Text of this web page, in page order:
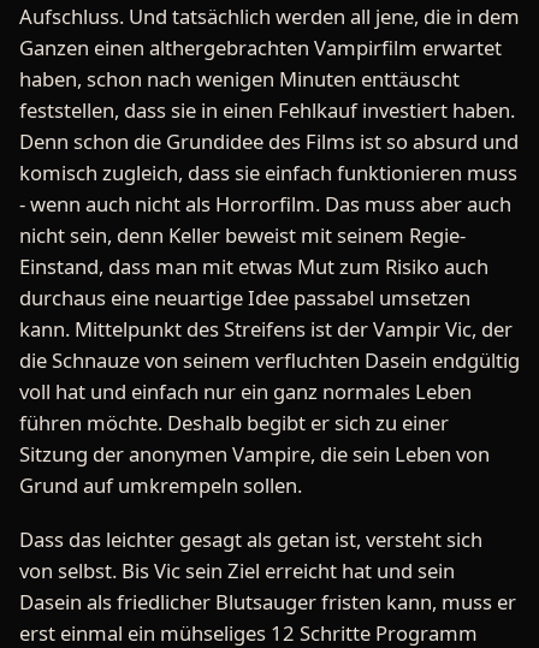
Aufschluss. Und tatsächlich werden all jene, die in dem
Ganzen einen althergebrachten Vampirfilm erwartet
haben, schon nach wenigen Minuten enttäuscht
feststellen, dass sie in einen Fehlkauf investiert haben.
Denn schon die Grundidee des Films ist so absurd und
komisch zugleich, dass sie einfach funktionieren muss
- wenn auch nicht als Horrorfilm. Das muss aber auch
nicht sein, denn Keller beweist mit seinem Regie-
Einstand, dass man mit etwas Mut zum Risiko auch
durchaus eine neuartige Idee passabel umsetzen
kann. Mittelpunkt des Streifens ist der Vampir Vic, der
die Schnauze von seinem verfluchten Dasein endgültig
voll hat und einfach nur ein ganz normales Leben
führen möchte. Deshalb begibt er sich zu einer
Sitzung der anonymen Vampire, die sein Leben von
Grund auf umkrempeln sollen.
Dass das leichter gesagt als getan ist, versteht sich
von selbst. Bis Vic sein Ziel erreicht hat und sein
Dasein als friedlicher Blutsauger fristen kann, muss er
erst einmal ein mühseliges 12 Schritte Programm